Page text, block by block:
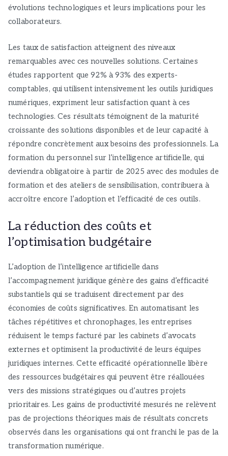
évolutions technologiques et leurs implications pour les
collaborateurs.
Les taux de satisfaction atteignent des niveaux
remarquables avec ces nouvelles solutions. Certaines
études rapportent que 92% à 93% des experts-
comptables, qui utilisent intensivement les outils juridiques
numériques, expriment leur satisfaction quant à ces
technologies. Ces résultats témoignent de la maturité
croissante des solutions disponibles et de leur capacité à
répondre concrètement aux besoins des professionnels. La
formation du personnel sur l’intelligence artificielle, qui
deviendra obligatoire à partir de 2025 avec des modules de
formation et des ateliers de sensibilisation, contribuera à
accroître encore l’adoption et l’efficacité de ces outils.
La réduction des coûts et
l’optimisation budgétaire
L’adoption de l’intelligence artificielle dans
l’accompagnement juridique génère des gains d’efficacité
substantiels qui se traduisent directement par des
économies de coûts significatives. En automatisant les
tâches répétitives et chronophages, les entreprises
réduisent le temps facturé par les cabinets d’avocats
externes et optimisent la productivité de leurs équipes
juridiques internes. Cette efficacité opérationnelle libère
des ressources budgétaires qui peuvent être réallouées
vers des missions stratégiques ou d’autres projets
prioritaires. Les gains de productivité mesurés ne relèvent
pas de projections théoriques mais de résultats concrets
observés dans les organisations qui ont franchi le pas de la
transformation numérique.